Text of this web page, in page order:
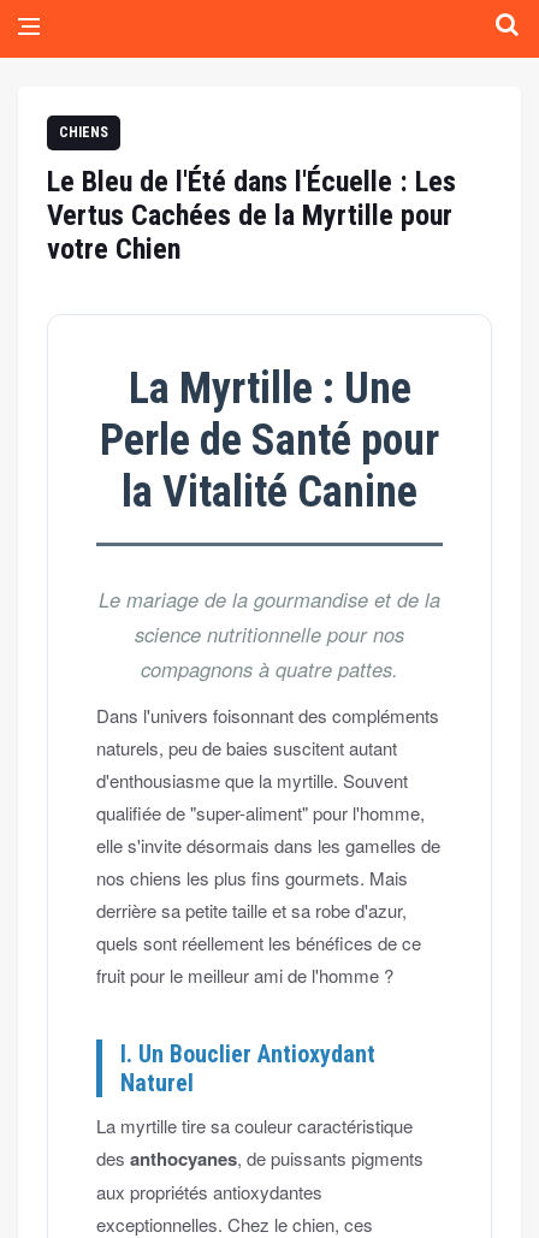
CHIENS
Le Bleu de l'Été dans l'Écuelle : Les
Vertus Cachées de la Myrtille pour
votre Chien
La Myrtille : Une
Perle de Santé pour
la Vitalité Canine
Le mariage de la gourmandise et de la
science nutritionnelle pour nos
compagnons à quatre pattes.
Dans l'univers foisonnant des compléments
naturels, peu de baies suscitent autant
d'enthousiasme que la myrtille. Souvent
qualifiée de "super-aliment" pour l'homme,
elle s'invite désormais dans les gamelles de
nos chiens les plus fins gourmets. Mais
derrière sa petite taille et sa robe d'azur,
quels sont réellement les bénéfices de ce
fruit pour le meilleur ami de l'homme ?
I. Un Bouclier Antioxydant
Naturel
La myrtille tire sa couleur caractéristique
des anthocyanes, de puissants pigments
aux propriétés antioxydantes
exceptionnelles. Chez le chien, ces